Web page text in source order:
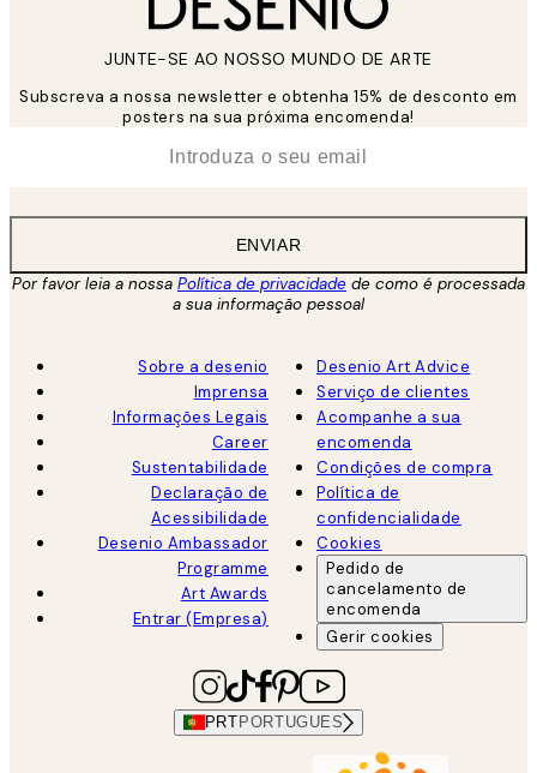
JUNTE-SE AO NOSSO MUNDO DE ARTE
Subscreva a nossa newsletter e obtenha 15% de desconto em
posters na sua próxima encomenda!
ENVIAR
Por favor leia a nossa Política de privacidade de como é processada
a sua informação pessoal
Sobre a desenio
Imprensa
Informações Legais
Career
Sustentabilidade
Declaração de
Acessibilidade
Desenio Ambassador
Programme
Art Awards
Entrar (Empresa)
Desenio Art Advice
Serviço de clientes
Acompanhe a sua
encomenda
Condições de compra
Política de
confidencialidade
Cookies
Pedido de
cancelamento de
encomenda
Gerir cookies
PRT PORTUGUES